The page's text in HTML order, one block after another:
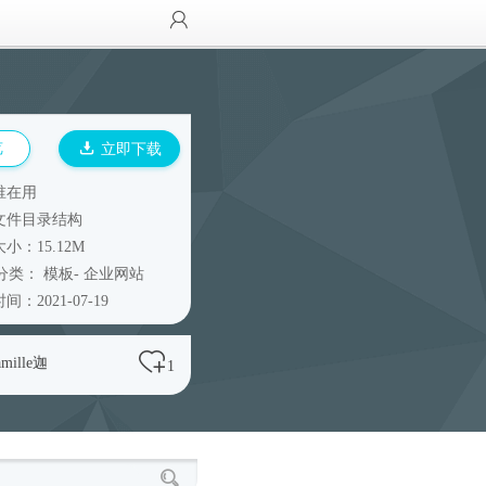
立即下载
在用
件目录结构
小：15.12M
类： 模板- 企业网站
间：2021-07-19
迦 1